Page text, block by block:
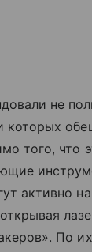
не
которых
того, что
активно
По